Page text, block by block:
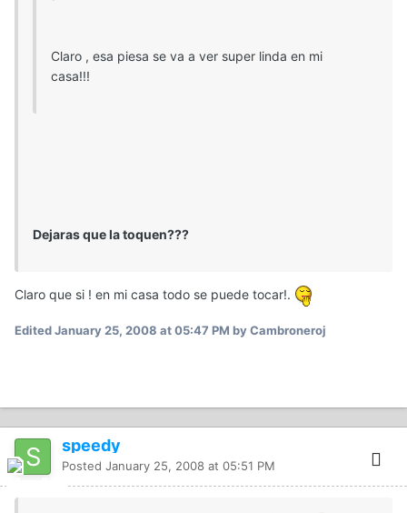
Claro , esa piesa se va a ver super linda en mi
casa!!!
Dejaras que la toquen???
Claro que si ! en mi casa todo se puede tocar!.
EditedJanuary 25, 2008 at 05:47 PM by Cambroneroj
speedy
Posted January 25, 2008 at 05:51 PM